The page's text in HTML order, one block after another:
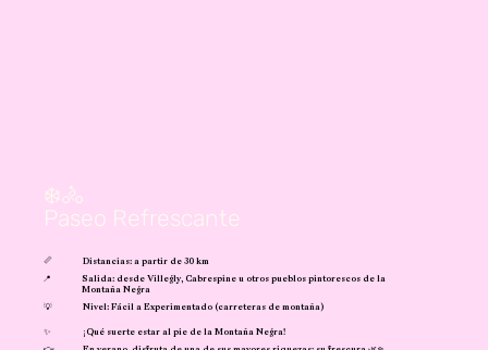
❄️🚴
Paseo Refrescante
📏
Distancias: a partir de 30 km
📍
Salida: desde Villegly, Cabrespine u otros pueblos pintorescos de la
Montaña Negra
💡
Nivel: Fácil a Experimentado (carreteras de montaña)
✨
¡Qué suerte estar al pie de la Montaña Negra!